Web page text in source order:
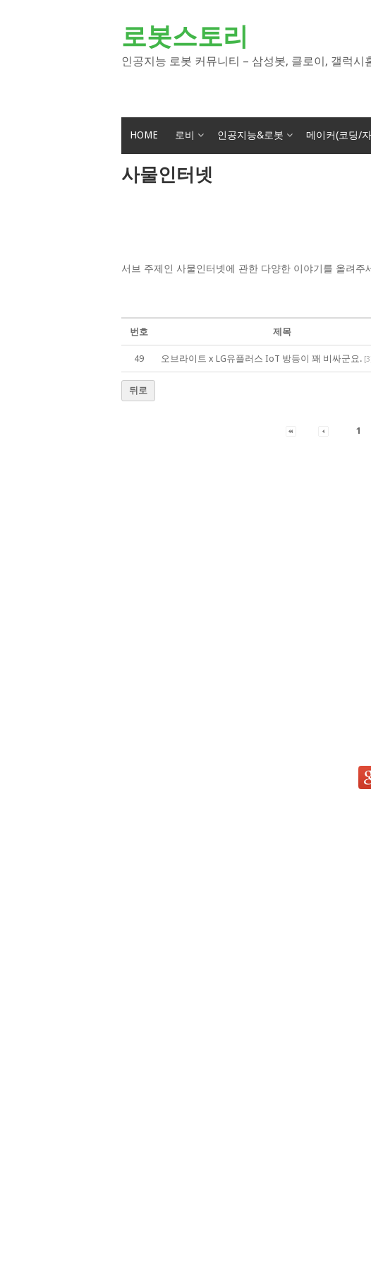
로봇스토리
인공지능 로봇 커뮤니티 – 삼성봇, 클로이, 갤럭
HOME 로비 인공지능&로봇 메이커(코딩/
사물인터넷
서브 주제인 사물인터넷에 관한 다양한 이야기를 올려주
번호 제목
49 오브라이트 x LG유플러스 IoT 방등이 꽤 비싸군요. [3
뒤로
1